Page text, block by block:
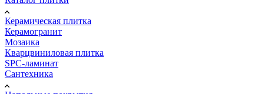
Керамическая плитка
Керамогранит
Мозаика
Кварцвиниловая плитка
SPC-ламинат
Сантехника